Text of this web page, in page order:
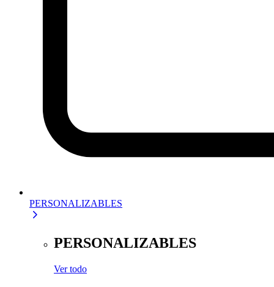
PERSONALIZABLES
PERSONALIZABLES
Ver todo